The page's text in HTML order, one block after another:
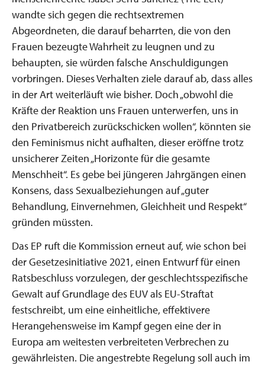
wandte sich gegen die rechtsextremen
Abgeordneten, die darauf beharrten, die von den
Frauen bezeugte Wahrheit zu leugnen und zu
behaupten, sie würden falsche Anschuldigungen
vorbringen. Dieses Verhalten ziele darauf ab, dass alles
in der Art weiterläuft wie bisher. Doch „obwohl die
Kräfte der Reaktion uns Frauen unterwerfen, uns in
den Privatbereich zurückschicken wollen“, könnten sie
den Feminismus nicht aufhalten, dieser eröffne trotz
unsicherer Zeiten „Horizonte für die gesamte
Menschheit“. Es gebe bei jüngeren Jahrgängen einen
Konsens, dass Sexualbeziehungen auf „guter
Behandlung, Einvernehmen, Gleichheit und Respekt“
gründen müssten.
Das EP ruft die Kommission erneut auf, wie schon bei
der Gesetzesinitiative 2021, einen Entwurf für einen
Ratsbeschluss vorzulegen, der geschlechtsspezifische
Gewalt auf Grundlage des EUV als EU-Straftat
festschreibt, um eine einheitliche, effektivere
Herangehensweise im Kampf gegen eine der in
Europa am weitesten verbreiteten Verbrechen zu
gewährleisten. Die angestrebte Regelung soll auch im